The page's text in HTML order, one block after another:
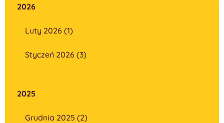
2026
Luty 2026 (1)
Styczeń 2026 (3)
2025
Grudnia 2025 (2)